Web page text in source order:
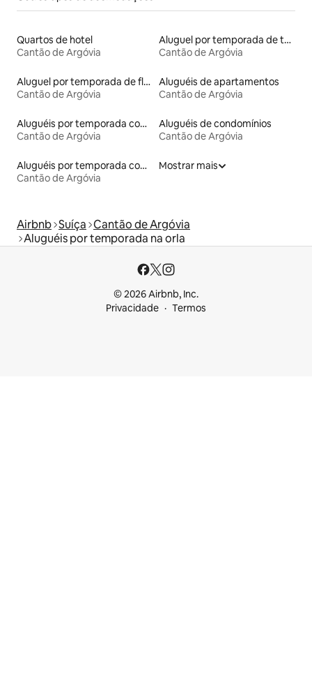
Quartos de hotel
Cantão de Argóvia
Aluguel por temporada de townhouses
Cantão de Argóvia
Aluguel por temporada de flats
Cantão de Argóvia
Aluguéis de apartamentos
Cantão de Argóvia
Aluguéis por temporada com banheira de hidromassagem
Cantão de Argóvia
Aluguéis de condomínios
Cantão de Argóvia
Aluguéis por temporada com café da manhã
Cantão de Argóvia
Mostrar mais
Airbnb Suíça Cantão de Argóvia
Aluguéis por temporada na orla
© 2026 Airbnb, Inc.
Privacidade
Termos